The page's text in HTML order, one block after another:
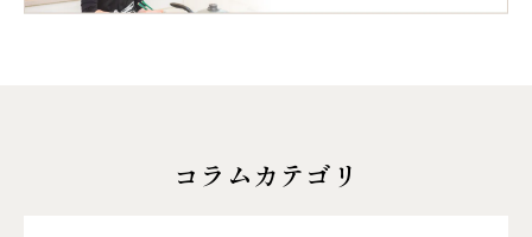
コラムカテゴリ